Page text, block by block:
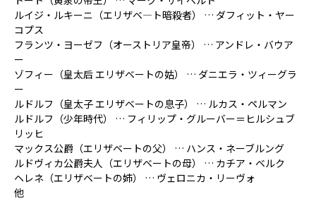
ルイジ・ルキーニ（エリザベ―ト暗殺者） … ダフィット・ヤー
コプス
フランツ・ヨーゼフ（オーストリア皇帝） … アンドレ・バウア
ー
ゾフィー（皇太后 エリザベートの姑） … ダニエラ・ツィーグラ
ー
ルドルフ（皇太子 エリザベートの息子） … ルカス・ペルマン
ルドルフ（少年時代） … フィリップ・グルーバー＝ヒルシュブ
リッヒ
マックス公爵（エリザベートの父） … ハンス・ネーブルング
ルドヴィカ公爵夫人（エリザベートの母） … カチア・ベルク
ヘレネ（エリザベートの姉） … ヴェロニカ・リーヴォ
他